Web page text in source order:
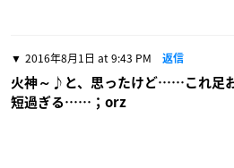
2016年8月1日 at 9:43 PM 返信
火神～♪と、思ったけど……これ足
短過ぎる……；orz